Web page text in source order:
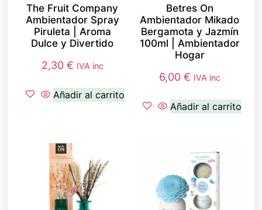
The Fruit Company
Ambientador Spray
Piruleta | Aroma
Dulce y Divertido
2,30 € IVA inc
Añadir al carrito
Betres On
Ambientador Mikado
Bergamota y Jazmín
100ml | Ambientador
Hogar
6,00 € IVA inc
Añadir al carrito